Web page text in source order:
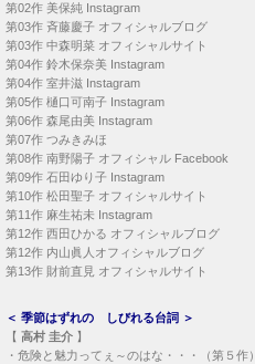
第02作 美保純 Instagram
第03作 斉藤慶子 オフィシャルブログ
第03作 中森明菜 オフィシャルサイト
第04作 鈴木保奈美 Instagram
第04作 室井滋 Instagram
第05作 樋口可南子 Instagram
第06作 森尾由美 Instagram
第07作 つみきみほ
第08作 南野陽子 オフィシャル Facebook
第09作 石田ゆり子 Instagram
第10作 松田聖子 オフィシャルサイト
第11作 麻生祐未 Instagram
第12作 西田ひかる オフィシャルブログ
第12作 内山眞人オフィシャルブログ
第13作 財前直見 オフィシャルサイト
＜ 季節はずれの しびれる台詞 ＞
【 高村 圭介 】
・ 危険と魅力ってぇ～のはな・・・（第５作）